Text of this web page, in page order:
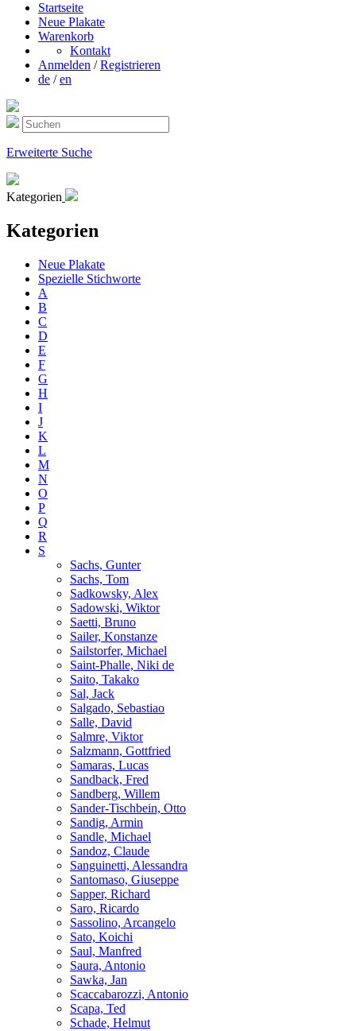
Startseite
Neue Plakate
Warenkorb
Kontakt
Anmelden / Registrieren
de /en
Erweiterte Suche
Kategorien
Kategorien
Neue Plakate
Spezielle Stichworte
A
B
C
D
E
F
G
H
I
J
K
L
M
N
O
P
Q
R
S
Sachs, Gunter
Sachs, Tom
Sadkowsky, Alex
Sadowski, Wiktor
Saetti, Bruno
Sailer, Konstanze
Sailstorfer, Michael
Saint-Phalle, Niki de
Saito, Takako
Sal, Jack
Salgado, Sebastiao
Salle, David
Salmre, Viktor
Salzmann, Gottfried
Samaras, Lucas
Sandback, Fred
Sandberg, Willem
Sander-Tischbein, Otto
Sandig, Armin
Sandle, Michael
Sandoz, Claude
Sanguinetti, Alessandra
Santomaso, Giuseppe
Sapper, Richard
Saro, Ricardo
Sassolino, Arcangelo
Sato, Koichi
Saul, Manfred
Saura, Antonio
Sawka, Jan
Scaccabarozzi, Antonio
Scapa, Ted
Schade, Helmut